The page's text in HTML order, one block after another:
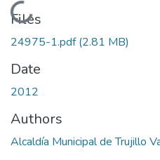
Loading...
Files
24975-1.pdf(2.81 MB)
Date
2012
Authors
Alcaldía Municipal de Trujillo